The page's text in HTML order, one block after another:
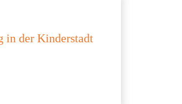
in der Kinderstadt